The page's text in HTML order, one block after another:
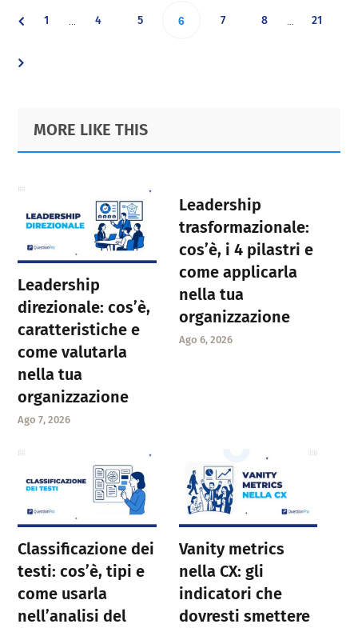
Go
1
pages
… Go
4 Go
5 Go
6 Go
7 Go
8
pages
… Go
21
Primary
Sidebar
Footer
MORE LIKE THIS
Leadership
direzionale: cos’è,
caratteristiche e
come valutarla
nella tua
organizzazione
Ago 7, 2026
Leadership
trasformazionale:
cos’è, i 4 pilastri e
come applicarla
nella tua
organizzazione
Ago 6, 2026
Classificazione dei
testi: cos’è, tipi e
come usarla
nell’analisi del
Vanity metrics
nella CX: gli
indicatori che
dovresti smettere